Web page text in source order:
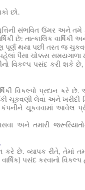
છો.
સંભવિત ઉંમર અને
છે: તાત્કાલિક વાર્ષિકી
પૂર્ણ થયા પછી તરત જ
પહેલાં પૈસા ચોક્કસ
વિકલ્પ પસંદ કરી શકે
વિકલ્પો પ્રદાન
ચૂકવણી લેવા અને
કંપનીને ચૂકવવામાં આવેલ
અને તમારી
છે. વ્યાપક રીતે, તેમાં
પસંદ કરવાનો